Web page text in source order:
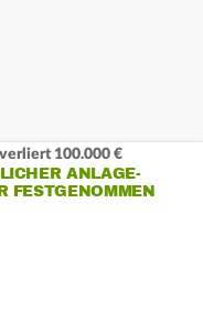
100.000 €
ANLAGE-B